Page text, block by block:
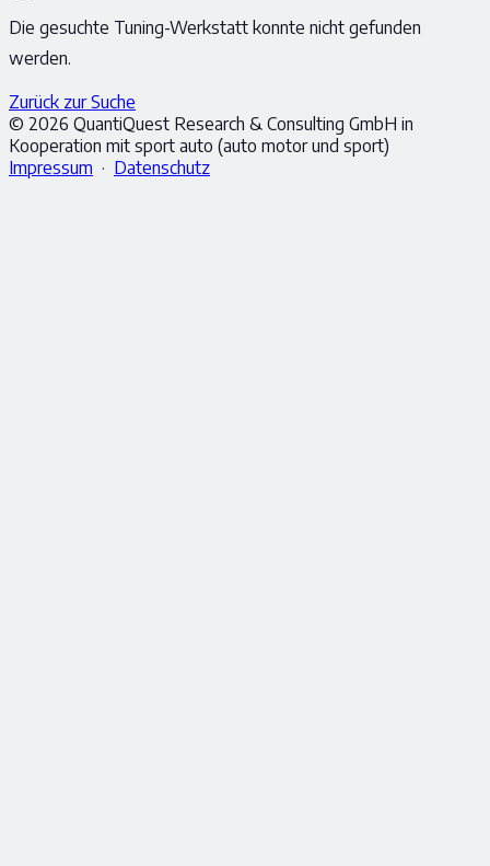
Die gesuchte Tuning-Werkstatt konnte nicht gefunden
werden.
Zurück zur Suche
© 2026 QuantiQuest Research & Consulting GmbH in
Kooperation mit sport auto (auto motor und sport)
Impressum · Datenschutz